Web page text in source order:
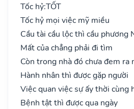
Tốc hỷ:TỐT
Tốc hỷ mọi việc mỹ miều
Cầu tài cầu lộc thì cầu phương
Mất của chẳng phải đi tìm
Còn trong nhà đó chưa đem ra
Hành nhân thì được gặp người
Việc quan việc sự ấy thời cùng
Bệnh tật thì được qua ngày